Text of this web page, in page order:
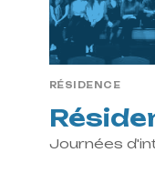
RÉSIDENCE
Journées